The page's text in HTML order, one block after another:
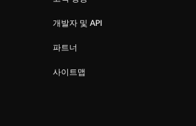
개발자 및 API
파트너
사이트맵